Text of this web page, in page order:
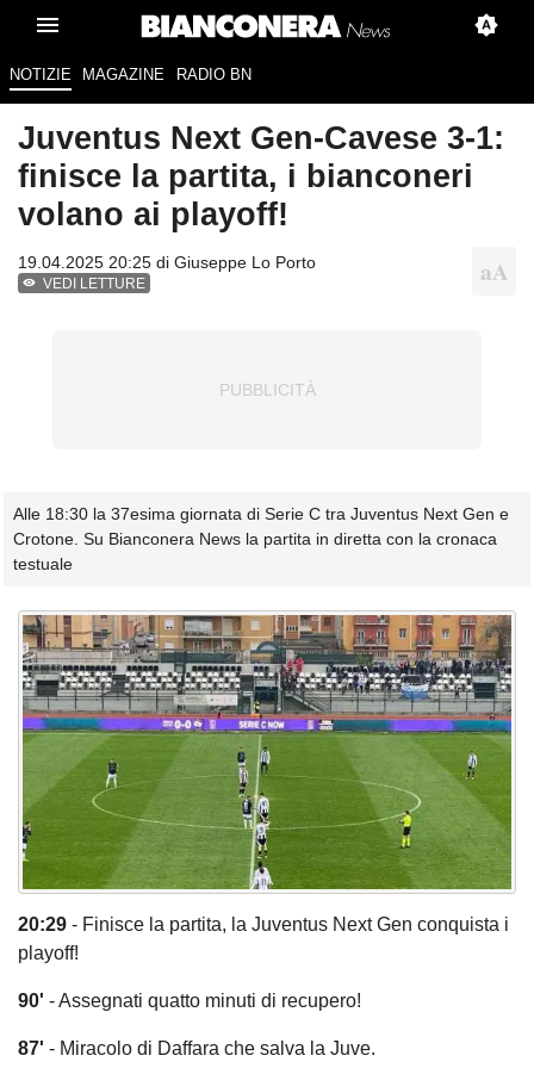
NOTIZIE MAGAZINE RADIO BN
Juventus Next Gen-Cavese 3-1:
finisce la partita, i bianconeri
volano ai playoff!
19.04.2025 20:25 di Giuseppe Lo Porto
VEDI LETTURE
Alle 18:30 la 37esima giornata di Serie C tra Juventus Next Gen e
Crotone. Su Bianconera News la partita in diretta con la cronaca
testuale
20:29 - Finisce la partita, la Juventus Next Gen conquista i
playoff!
90' - Assegnati quatto minuti di recupero!
87' - Miracolo di Daffara che salva la Juve.